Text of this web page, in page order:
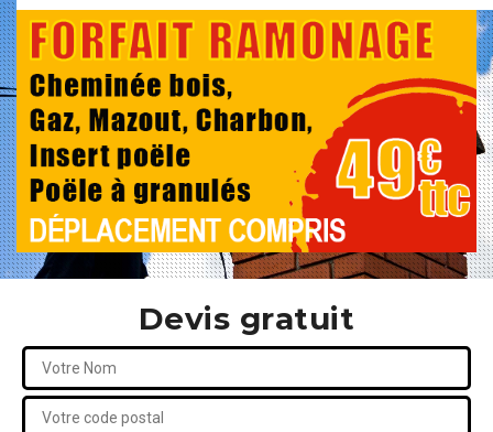
Devis gratuit